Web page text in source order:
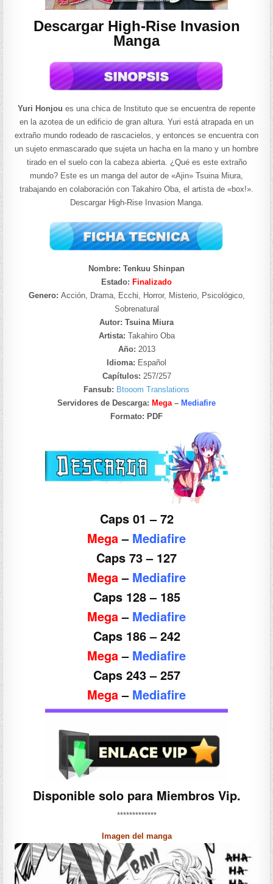
Descargar High-Rise Invasion
Manga
Yuri Honjou es una chica de Instituto que se encuentra de repente
en la azotea de un edificio de gran altura. Yuri está atrapada en un
extraño mundo rodeado de rascacielos, y entonces se encuentra con
un sujeto enmascarado que sujeta un hacha en la mano y un hombre
tirado en el suelo con la cabeza abierta. ¿Qué es este extraño
mundo? Este es un manga del autor de «Ajin» Tsuina Miura,
trabajando en colaboración con Takahiro Oba, el artista de «box!».
Descargar High-Rise Invasion Manga.
Nombre: Tenkuu Shinpan
Estado: Finalizado
Genero: Acción, Drama, Ecchi, Horror, Misterio, Psicológico,
Sobrenatural
Autor: Tsuina Miura
Artista: Takahiro Oba
Año: 2013
Idioma: Español
Capítulos: 257/257
Fansub: Btooom Translations
Servidores de Descarga: Mega– Mediafire
Formato: PDF
Caps 01 – 72
Mega– Mediafire
Caps 73 – 127
Mega– Mediafire
Caps 128 – 185
Mega– Mediafire
Caps 186 – 242
Mega– Mediafire
Caps 243 – 257
Mega– Mediafire
Disponible solo para Miembros Vip.
*************
Imagen del manga